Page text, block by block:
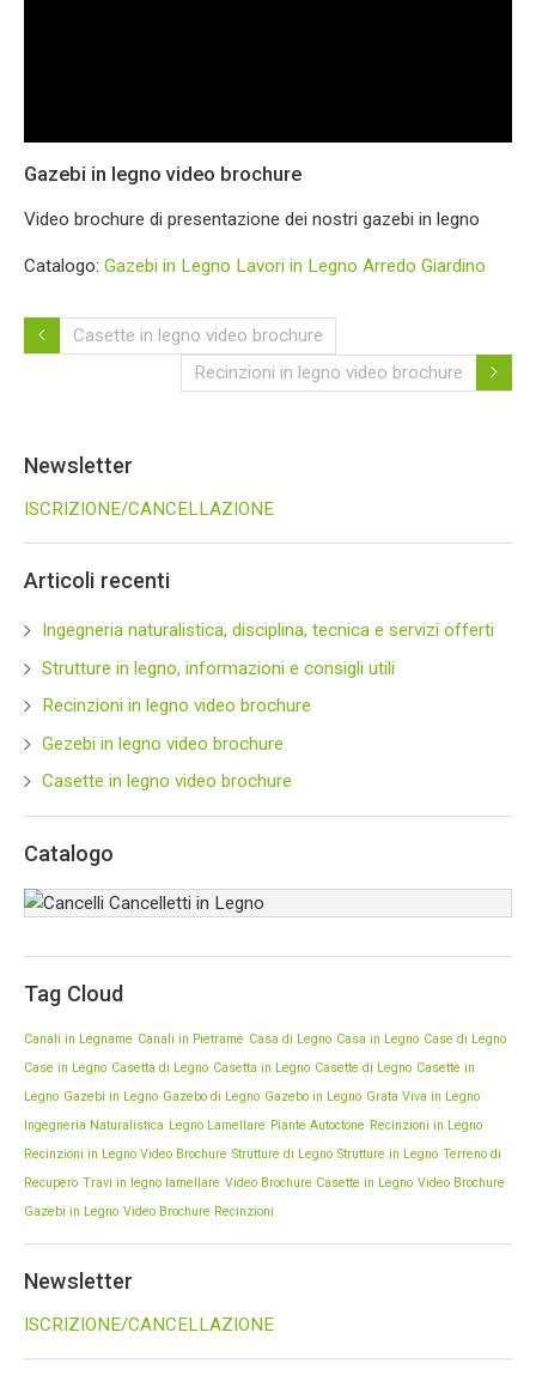
Gazebi in legno video brochure
Video brochure di presentazione dei nostri gazebi in legno
Catalogo: Gazebi in Legno Lavori in Legno Arredo Giardino
Casette in legno video brochure
Recinzioni in legno video brochure
Newsletter
ISCRIZIONE/CANCELLAZIONE
Articoli recenti
Ingegneria naturalistica, disciplina, tecnica e servizi offerti
Strutture in legno, informazioni e consigli utili
Recinzioni in legno video brochure
Gezebi in legno video brochure
Casette in legno video brochure
Catalogo
Cancelli Cancelletti in Legno
Vengono realizzati secondo le vostre esigenze, e
Tag Cloud
Canali in Legname Canali in Pietrame Casa di Legno Casa in Legno Case di Legno
Case in Legno Casetta di Legno Casetta in Legno Casette di Legno Casette in
Legno Gazebi in Legno Gazebo di Legno Gazebo in Legno Grata Viva in Legno
Ingegneria Naturalistica Legno Lamellare Piante Autoctone Recinzioni in Legno
Recinzioni in Legno Video Brochure Strutture di Legno Strutture in Legno Terreno di
Recupero Travi in legno lamellare Video Brochure Casette in Legno Video Brochure
Gazebi in Legno Video Brochure Recinzioni
Newsletter
ISCRIZIONE/CANCELLAZIONE